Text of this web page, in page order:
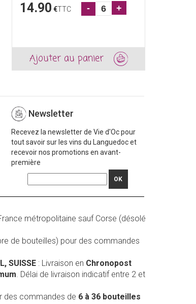
14.90 €TTC - +
Ajouter au panier
Newsletter
Recevez la newsletter de Vie d'Oc pour
tout savoir sur les vins du Languedoc et
recevoir nos promotions en avant-
première
OK
métropolitaine sauf Corse (désolé
de bouteilles) pour des commandes
SUISSE : Livraison en Chronopost
. Délai de livraison indicatif entre 2 et
des commandes de 6 à 36 bouteilles